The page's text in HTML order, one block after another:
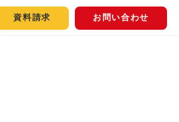
資料請求 お問い合わせ